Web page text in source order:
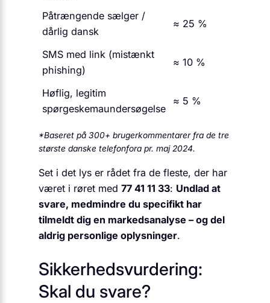
Påtrængende sælger /
dårlig dansk
≈ 25 %
SMS med link (mistænkt
phishing)
≈ 10 %
Høflig, legitim
spørgeskemaundersøgelse
≈ 5 %
*Baseret på 300+ brugerkommentarer fra de tre
største danske telefonfora pr. maj 2024.
Set i det lys er rådet fra de fleste, der har
været i røret med 77 41 11 33: Undlad at
svare, medmindre du specifikt har
tilmeldt dig en markedsanalyse – og del
aldrig personlige oplysninger.
Sikkerhedsvurdering:
Skal du svare?